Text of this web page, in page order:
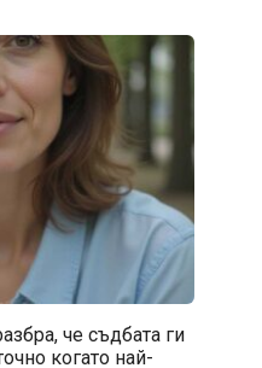
че съдбата ги
когато най-